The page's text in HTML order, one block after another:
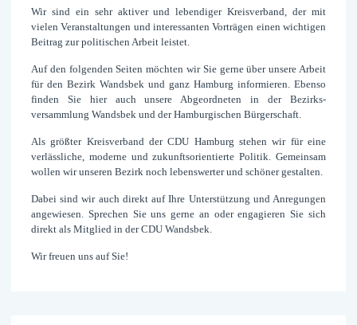
Wir sind ein sehr aktiver und lebendiger Kreis­verband, der mit
vielen Ver­anstaltungen und interessanten Vor­trägen einen wichtigen
Bei­trag zur politischen Arbeit leistet.
Auf den folgenden Seiten möchten wir Sie gerne über unsere Arbeit
für den Bezirk Wandsbek und ganz Hamburg informieren. Ebenso
finden Sie hier auch unsere Ab­geord­neten in der Bezirks­
versammlung Wandsbek und der Hamburgischen Bürger­schaft.
Als größter Kreis­verband der CDU Hamburg stehen wir für eine
verläss­liche, moderne und zukunfts­orientierte Politik. Gemeinsam
wollen wir unseren Bezirk noch lebens­werter und schöner gestalten.
Dabei sind wir auch direkt auf Ihre Unter­stützung und An­regungen
ange­wiesen. Sprechen Sie uns gerne an oder engagieren Sie sich
direkt als Mit­glied in der CDU Wandsbek.
Wir freuen uns auf Sie!